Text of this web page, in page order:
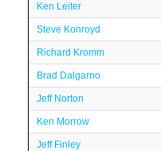
Ken Leiter
Steve Konroyd
Richard Kromm
Brad Dalgarno
Jeff Norton
Ken Morrow
Jeff Finley